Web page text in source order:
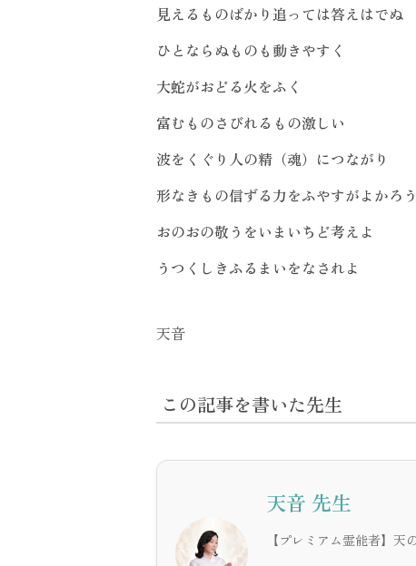
見えるものばかり追っては答えはでぬ
ひとならぬものも動きやすく
大蛇がおどる火をふく
富むものさびれるもの激しい
波をくぐり人の精（魂）につながり
形なきもの信ずる力をふやすがよかろう
おのおの敬うをいまいちど考えよ
うつくしきふるまいをなされよ
天音
この記事を書いた先生
天音 先生
【プレミアム霊能者】